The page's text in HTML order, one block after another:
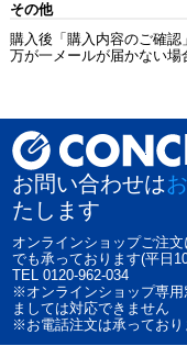
その他
購入後「購入内容のご確認
万が一メールが届かない場
お問い合わせは
たします
オンラインショップご注
でも承っております(平日
TEL 0120-962-034
※オンラインショップ専用
ましては対応できません
※お電話注文は承っており